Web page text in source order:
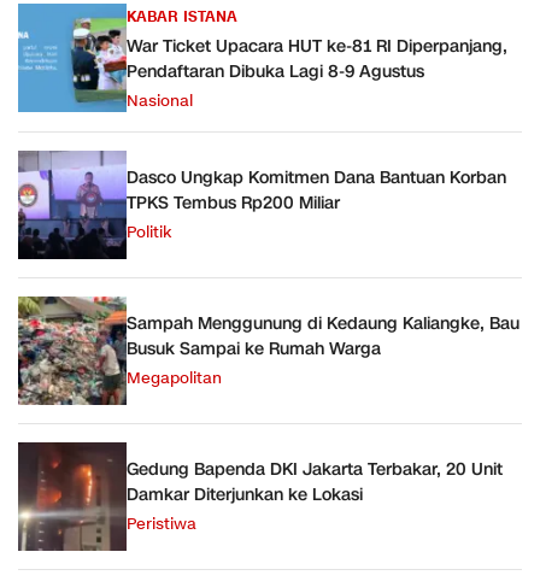
KABAR ISTANA
War Ticket Upacara HUT ke-81 RI Diperpanjang,
Pendaftaran Dibuka Lagi 8-9 Agustus
Nasional
Dasco Ungkap Komitmen Dana Bantuan Korban
TPKS Tembus Rp200 Miliar
Politik
Sampah Menggunung di Kedaung Kaliangke, Bau
Busuk Sampai ke Rumah Warga
Megapolitan
Gedung Bapenda DKI Jakarta Terbakar, 20 Unit
Damkar Diterjunkan ke Lokasi
Peristiwa